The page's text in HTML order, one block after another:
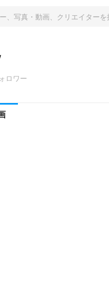
ロワー